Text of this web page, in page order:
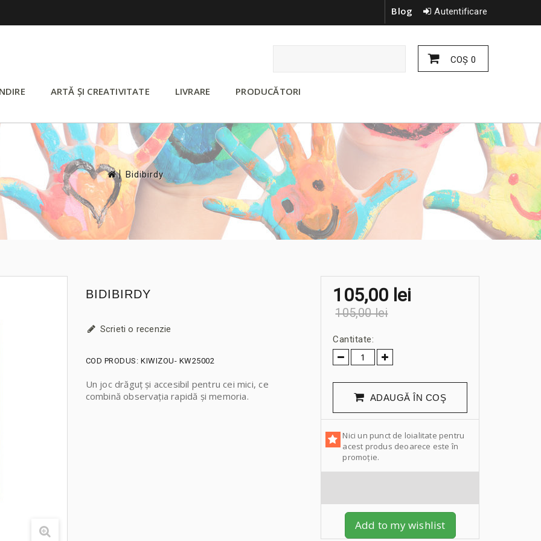
Autentificare
Blog
COŞ 0
ARTĂ ȘI CREATIVITATE LIVRARE PRODUCĂTORI
Bidibirdy
BIDIBIRDY
Scrieti o recenzie
COD PRODUS: KIWIZOU- KW25002
Un joc drăguț și accesibil pentru cei mici, ce
combină observația rapidă și memoria.
105,00 lei
105,00 lei
Cantitate:
ADAUGĂ ÎN COŞ
Nici un punct de loialitate pentru
acest produs deoarece este în
promoție.
Add to my wishlist